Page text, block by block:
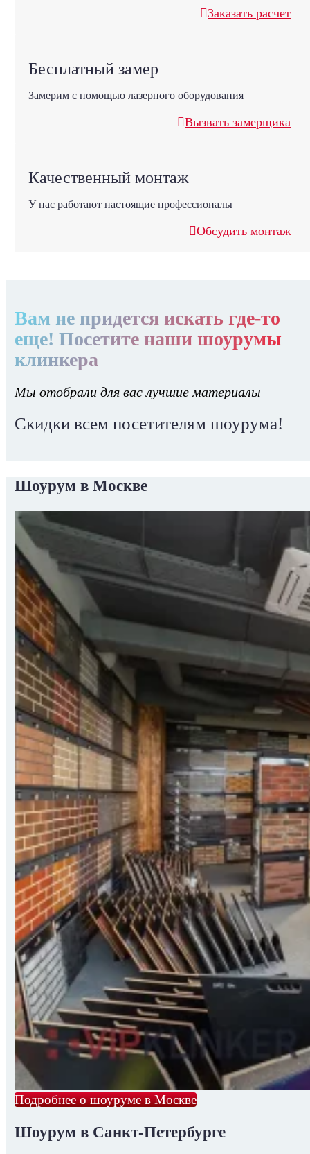
Заказать расчет
Бесплатный замер
Замерим с помощью лазерного оборудования
Вызвать замерщика
Качественный монтаж
У нас работают настоящие профессионалы
Обсудить монтаж
Вам не придется искать где-то
еще! Посетите наши шоурумы
клинкера
Мы отобрали для вас лучшие материалы
Скидки всем посетителям шоурума!
Шоурум в Москве
Подробнее о шоуруме в Москве
Шоурум в Санкт-Петербурге